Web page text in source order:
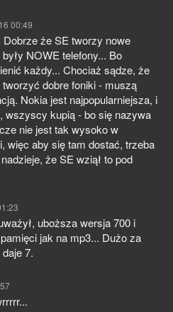
00:49
że SE tworzy nowe
NOWE telefony... Bo
każdy... Chociaż sądze, że
dobre foniki - muszą
Nokia jest najpopularniejsza, i
wszyscy kupią - bo się nazywa
nie jest tak wysoko w
więc aby się tam dostać, trzeba
że SE wziął to pod
uboższa wersja 700 i
jak na mp3... Dużo za
7.